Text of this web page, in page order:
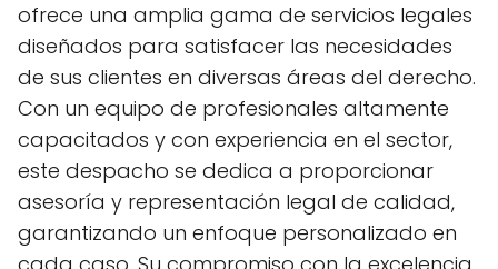
ofrece una amplia gama de servicios legales
diseñados para satisfacer las necesidades
de sus clientes en diversas áreas del derecho.
Con un equipo de profesionales altamente
capacitados y con experiencia en el sector,
este despacho se dedica a proporcionar
asesoría y representación legal de calidad,
garantizando un enfoque personalizado en